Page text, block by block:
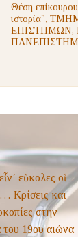
Θέση
ιστορία",
ΕΠΙΣΤΗΜΩΝ,